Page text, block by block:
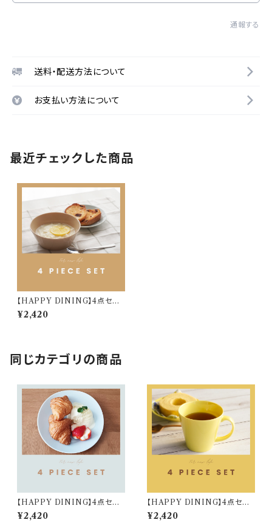
通報する
送料・配送方法について
お支払い方法について
最近チェックした商品
【HAPPY DINING】4点セット
(ベージュ)【YMK120】 YMK1
24-6
¥2,420
同じカテゴリの商品
【HAPPY DINING】4点セット
(ブルー)【YMK120】 YMK123
-6
¥2,420
【HAPPY DINING】4点セット
(イエロー)【YMK120】 YMK1
22-6
¥2,420